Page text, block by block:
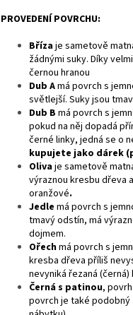
PROVEDENÍ POVRCHU:
Břízaje sametově
žádnými suky. Díky
černou hranou
Dub Amá povrch s
světlejší. Suky jsou
Dub B má povrch s
pokud na něj dopadá
černé linky, jedná se o
kupujete jako dárek
Olivaje sametově
výraznou kresbu dřeva
oranžové.
Jedle má povrch s
tmavý odstín, má
dojmem.
Ořechmá povrch s
kresba dřeva příliš
nevyniká řezaná (černá)
Černá s patinou,
povrch je také podobný